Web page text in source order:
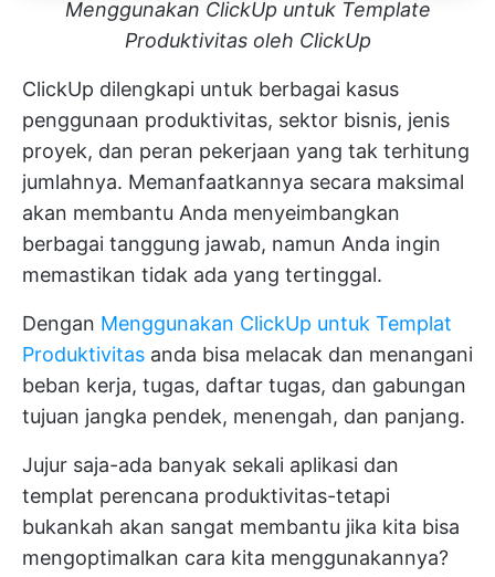
Menggunakan ClickUp untuk Template
Produktivitas oleh ClickUp
ClickUp dilengkapi untuk berbagai kasus
penggunaan produktivitas, sektor bisnis, jenis
proyek, dan peran pekerjaan yang tak terhitung
jumlahnya. Memanfaatkannya secara maksimal
akan membantu Anda menyeimbangkan
berbagai tanggung jawab, namun Anda ingin
memastikan tidak ada yang tertinggal.
Dengan Menggunakan ClickUp untuk Templat
Produktivitas anda bisa melacak dan menangani
beban kerja, tugas, daftar tugas, dan gabungan
tujuan jangka pendek, menengah, dan panjang.
Jujur saja-ada banyak sekali aplikasi dan
templat perencana produktivitas-tetapi
bukankah akan sangat membantu jika kita bisa
mengoptimalkan cara kita menggunakannya?